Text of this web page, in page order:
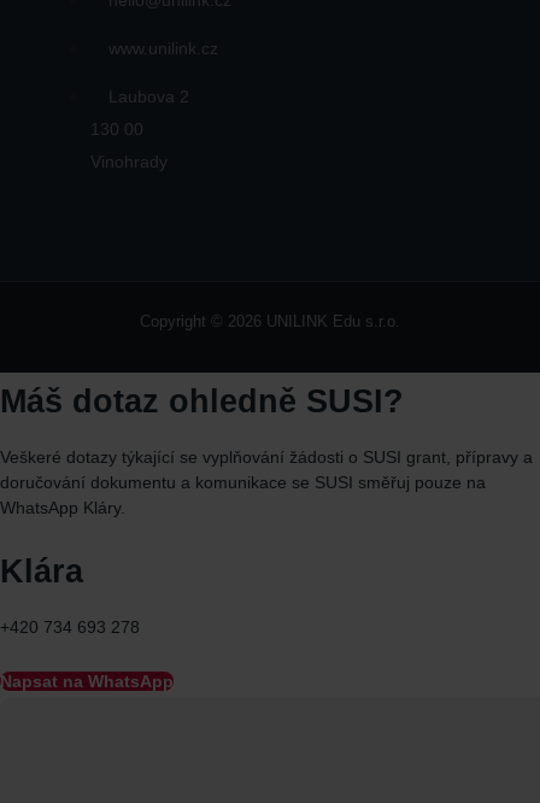
www.unilink.cz
Laubova 2
130 00
Vinohrady
Copyright © 2026 UNILINK Edu s.r.o.
Máš dotaz ohledně SUSI?
Veškeré dotazy týkající se vyplňování žádosti o SUSI grant, přípravy a
doručování dokumentu a komunikace se SUSI směřuj pouze na
WhatsApp Kláry.
Klára
+420 734 693 278
Napsat na WhatsApp